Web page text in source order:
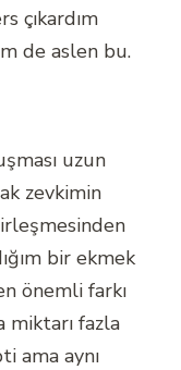
çıkardım
de aslen bu.
uzun
zevkimin
bir ekmek
önemli farkı
miktarı fazla
ama aynı